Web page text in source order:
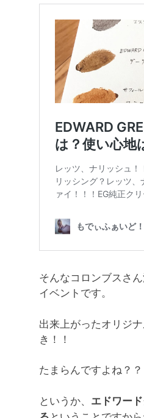
そんなコロンブスさ
イベントです。
出来上がったオリジ
き！！
たまらんですよね？？
というか、 エドワー